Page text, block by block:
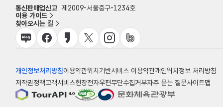
통신판매업신고 제2009-서울중구-1234호
이용 가이드
찾아오시는 길
개인정보처리방침이용약관위치기반서비스 이용약관개인위치정보 처리방침
저작권정책고객서비스헌장전자우편무단수집거부자주 묻는 질문사이트맵